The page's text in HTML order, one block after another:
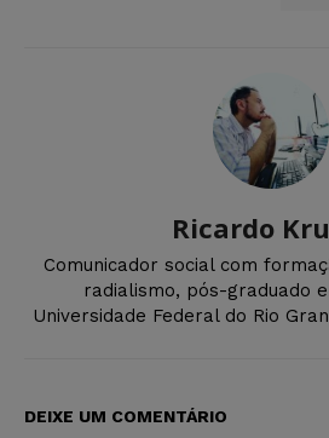
Ricardo
Comunicador social com
radialismo, pós-graduado
Universidade Federal do Rio
DEIXE UM COMENTÁRIO